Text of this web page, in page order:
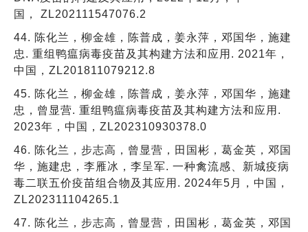
国， ZL202111547076.2
44. 陈化兰，柳金雄，陈普成，姜永萍，邓国华，施建
忠. 重组鸭瘟病毒疫苗及其构建方法和应用. 2021年，
中国，ZL201811079212.8
45. 陈化兰，柳金雄，陈普成，姜永萍，邓国华，施建
忠，曾显营. 重组鸭瘟病毒疫苗及其构建方法和应用.
2023年，中国，ZL202310930378.0
46. 陈化兰，步志高，曾显营，田国彬，葛金英，邓国
华，施建忠，李雁冰，李呈军. 一种禽流感、新城疫病
毒二联五价疫苗组合物及其应用. 2024年5月，中国，
ZL202311104265.1
47. 陈化兰，步志高，曾显营，田国彬，葛金英，邓国